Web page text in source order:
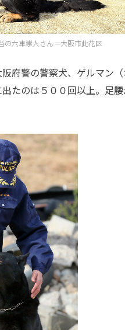
の六車崇人さん＝大阪市此花区
府警の警察犬、ゲルマン（
たのは５００回以上。足